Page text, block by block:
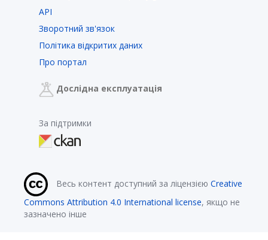
API
Зворотний зв'язок
Політика відкритих даних
Про портал
Дослідна експлуатація
За підтримки
Весь контент доступний за ліцензією Creative
Commons Attribution 4.0 International license, якщо не
зазначено інше